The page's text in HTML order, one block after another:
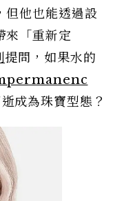
但他也能透過設
來「重新定
提問，如果水的
成為珠寶型態？